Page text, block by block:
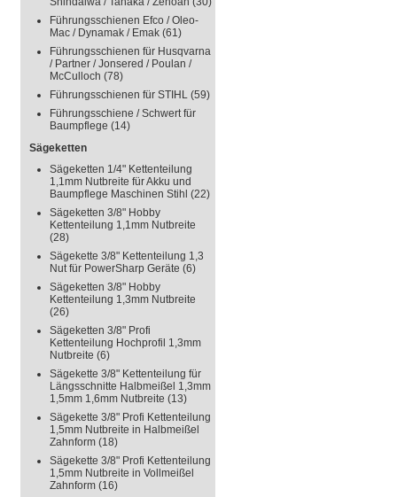
Führungsschienen Efco / Oleo-
Mac / Dynamak / Emak (61)
Führungsschienen für Husqvarna
/ Partner / Jonsered / Poulan /
McCulloch (78)
Führungsschienen für STIHL (59)
Führungsschiene / Schwert für
Baumpflege (14)
Sägeketten
Sägeketten 1/4" Kettenteilung
1,1mm Nutbreite für Akku und
Baumpflege Maschinen Stihl (22)
Sägeketten 3/8" Hobby
Kettenteilung 1,1mm Nutbreite
(28)
Sägekette 3/8" Kettenteilung 1,3
Nut für PowerSharp Geräte (6)
Sägeketten 3/8" Hobby
Kettenteilung 1,3mm Nutbreite
(26)
Sägeketten 3/8" Profi
Kettenteilung Hochprofil 1,3mm
Nutbreite (6)
Sägekette 3/8" Kettenteilung für
Längsschnitte Halbmeißel 1,3mm
1,5mm 1,6mm Nutbreite (13)
Sägekette 3/8" Profi Kettenteilung
1,5mm Nutbreite in Halbmeißel
Zahnform (18)
Sägekette 3/8" Profi Kettenteilung
1,5mm Nutbreite in Vollmeißel
Zahnform (16)